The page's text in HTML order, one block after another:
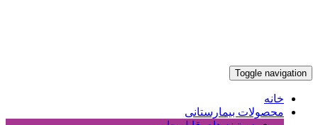
Toggle navigation
خانه
محصولات بیمارستانی